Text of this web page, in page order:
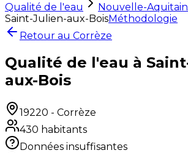
Qualité de l'eau Nouvelle-
Saint-Julien-aux-BoisMéthodologie
Retour au Corrèze
Qualité de l'eau à
aux-Bois
19220 - Corrèze
430 habitants
Données insuffisantes